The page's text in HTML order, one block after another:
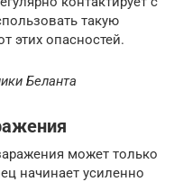
такую
этих опасностей.
Беланта
может только
начинает усиленно